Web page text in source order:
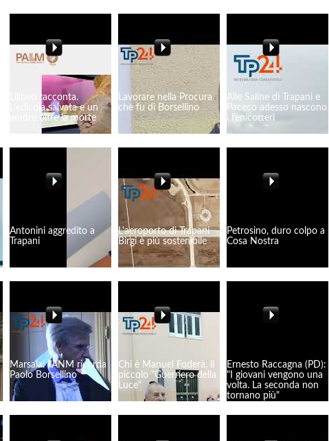
Lilibeo racconta.
L’edicola salvata e un
amore oltre la morte
Lavorare nella Procura
che fu di Borsellino
Alle Saline di Trapani e
Paceco adesso nascono
i fenicotteri
Antonini aggredito a
Trapani
L'aeroporto di Trapani
Birgi è più sostenibile
Petrosino, duro colpo a
Cosa Nostra
Marsala: l'ANM ricorda
Paolo Borsellino
Chi è Manuel Foderà, il
piccolo "Guerriero della
Luce"
Ernesto Raccagna (PD):
"I giovani vengono una
volta. La seconda non
tornano più"